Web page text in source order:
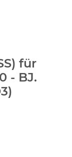
für
- BJ.